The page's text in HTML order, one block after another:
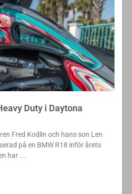
Duty i Daytona
Fred Kodlin och hans son Len
på en BMW R18 inför årets
har